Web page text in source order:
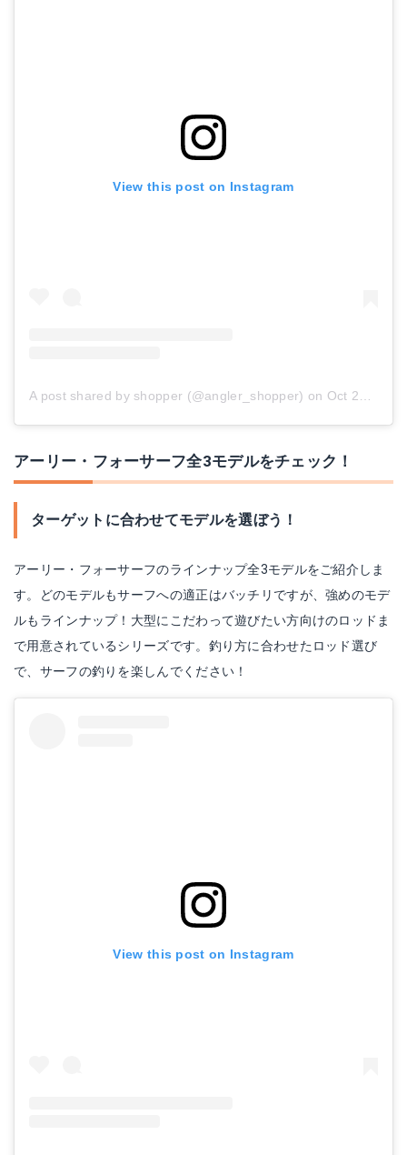
View this post on Instagram
A post shared by shopper (@angler_shopper) on Oct 20, 2018 at 6:26am PDT
アーリー・フォーサーフ全3モデルをチェック！
ターゲットに合わせてモデルを選ぼう！
アーリー・フォーサーフのラインナップ全3モデルをご紹介しま
す。どのモデルもサーフへの適正はバッチリですが、強めのモデ
ルもラインナップ！大型にこだわって遊びたい方向けのロッドま
で用意されているシリーズです。釣り方に合わせたロッド選び
で、サーフの釣りを楽しんでください！
View this post on Instagram